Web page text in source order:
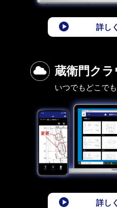
詳し
蔵衛門クラ
いつでもどこで
詳し